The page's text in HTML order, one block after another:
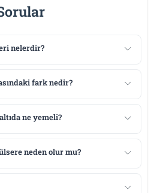
nelerdir?
fark nedir?
ne yemeli?
neden olur mu?